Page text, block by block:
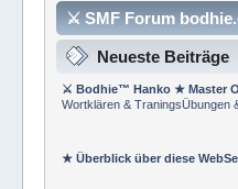
⚔ SMF Forum
Neueste Beiträge
⚔ Bodhie™ Hanko ★ Master
Wortklären & TraningsÜbungen
★ Überblick über diese